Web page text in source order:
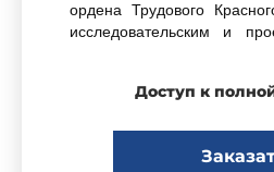
ордена Трудового
исследовательским и
Госгражданстроя,
механизации и
Доступ к